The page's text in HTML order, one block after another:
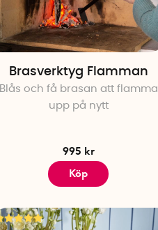
Brasverktyg Flamman
Blås och få brasan att flamma
upp på nytt
995 kr
Köp